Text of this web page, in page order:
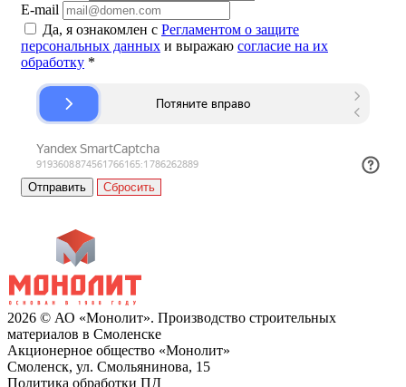
E-mail
Да, я ознакомлен с Регламентом о защите
персональных данных и выражаю согласие на их
обработку *
Сбросить
2026 © АО «Монолит». Производство строительных
материалов в Смоленске
Акционерное общество «Монолит»
Смоленск, ул. Смольянинова, 15
Политика обработки ПД